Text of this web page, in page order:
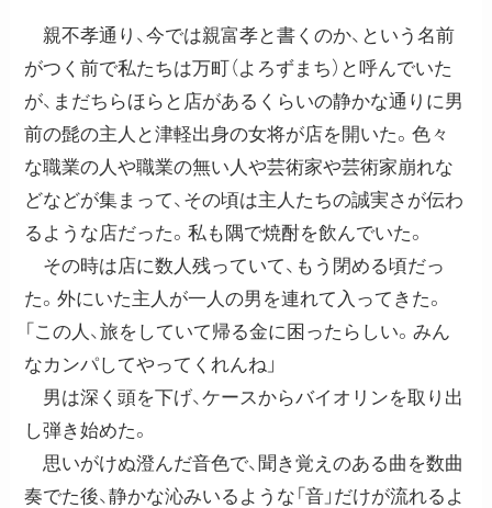
親不孝通り、今では親富孝と書くのか、という名前
がつく前で私たちは万町（よろずまち）と呼んでいた
が、まだちらほらと店があるくらいの静かな通りに男
前の髭の主人と津軽出身の女将が店を開いた。色々
な職業の人や職業の無い人や芸術家や芸術家崩れな
どなどが集まって、その頃は主人たちの誠実さが伝わ
るような店だった。私も隅で焼酎を飲んでいた。
その時は店に数人残っていて、もう閉める頃だっ
た。外にいた主人が一人の男を連れて入ってきた。
「この人、旅をしていて帰る金に困ったらしい。みん
なカンパしてやってくれんね」
男は深く頭を下げ、ケースからバイオリンを取り出
し弾き始めた。
思いがけぬ澄んだ音色で、聞き覚えのある曲を数曲
奏でた後、静かな沁みいるような「音」だけが流れるよ